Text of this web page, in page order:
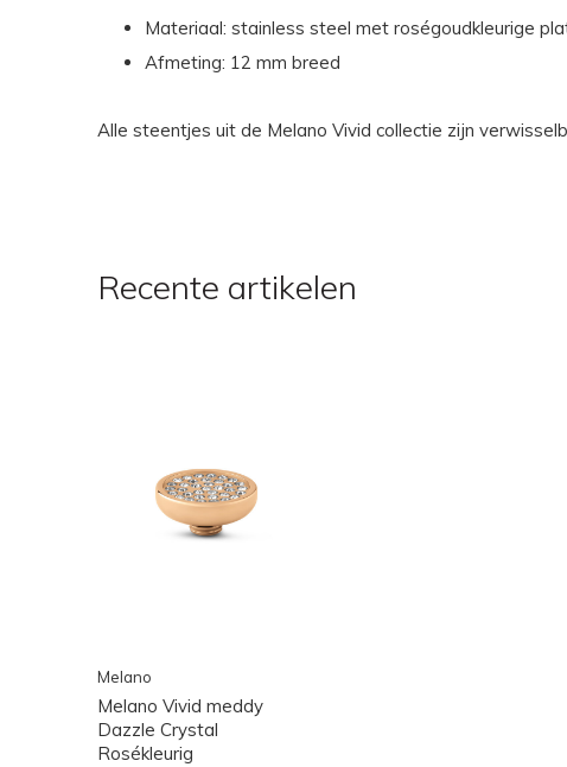
Materiaal: stainless steel met roségoudkleurige
Afmeting: 12 mm breed
Alle steentjes uit de Melano Vivid collectie zijn
Recente artikelen
Melano
Melano Vivid meddy
Dazzle Crystal
Rosékleurig